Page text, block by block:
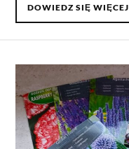
DOWIEDZ SIĘ WIĘCEJ